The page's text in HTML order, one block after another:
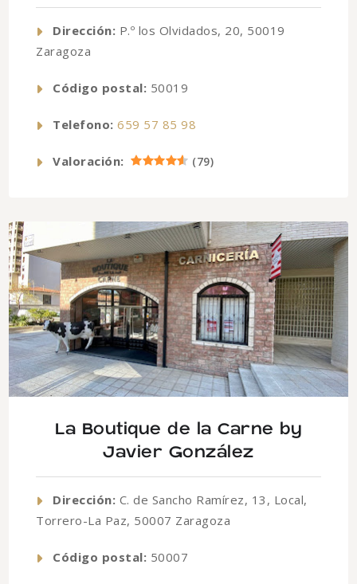
Dirección: P.º los Olvidados, 20, 50019
Zaragoza
Código postal: 50019
Telefono: 659 57 85 98
Valoración: (79)
La Boutique de la Carne by
Javier González
Dirección: C. de Sancho Ramírez, 13, Local,
Torrero-La Paz, 50007 Zaragoza
Código postal: 50007